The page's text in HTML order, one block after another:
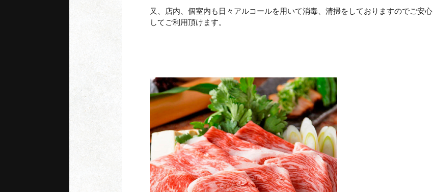
又、店内、個室内も日々アルコールを用いて消毒、清掃をしておりますのでご安心
してご利用頂けます。